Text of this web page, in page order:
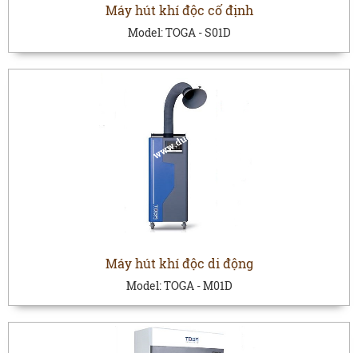
Máy hút khí độc cố định
Model:TOGA - S01D
Máy hút khí độc di động
Model:TOGA - M01D